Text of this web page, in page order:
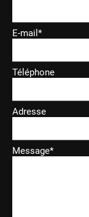
E-mail*
Téléphone
Adresse
Message*